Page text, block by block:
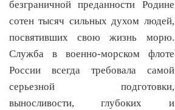
безграничной преданности Родине
сотен тысяч сильных духом людей,
посвятивших свою жизнь морю.
Служба в военно-морском флоте
России всегда требовала самой
серьезной подготовки,
выносливости, глубоких и